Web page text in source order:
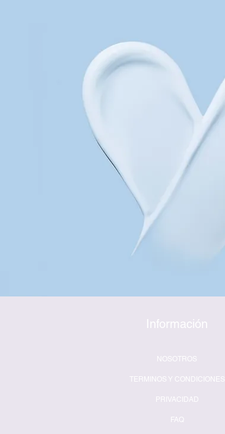
Información
NOSOTROS
TERMINOS Y CONDICIONES
PRIVACIDAD
FAQ